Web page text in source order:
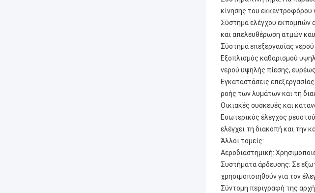
κίνησης του εκκεντροφόρου
Σύστημα ελέγχου εκπομπών
και απελευθέρωση ατμών
Σύστημα επεξεργασίας
Εξοπλισμός καθαρισμού
νερού υψηλής πίεσης,
Εγκαταστάσεις
ροής των λυμάτων και τη
Οικιακές συσκευές και
Εσωτερικός έλεγχος
ελέγχει τη διακοπή και την
Άλλοι τομείς:
Αεροδιαστημική:
Συστήματα άρδευσης: Σε
χρησιμοποιηθούν για τον
Σύντομη περιγραφή της